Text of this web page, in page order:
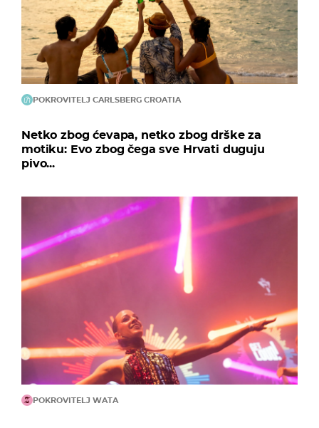
POKROVITELJ CARLSBERG CROATIA
Netko zbog ćevapa, netko zbog drške za
motiku: Evo zbog čega sve Hrvati duguju
pivo...
POKROVITELJ WATA